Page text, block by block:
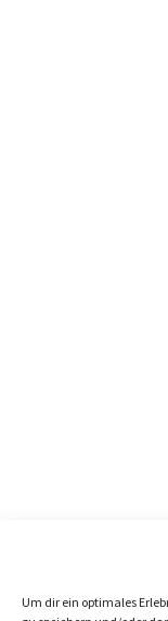
Um dir ein optimales